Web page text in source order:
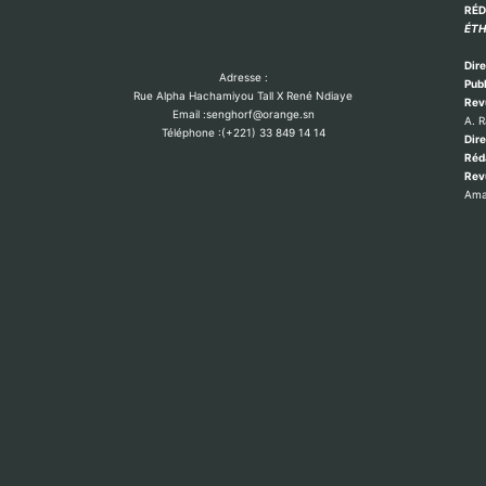
Adresse :
Rue Alpha Hachamiyou Tall X René Ndiaye
Email :senghorf@orange.sn
Téléphone :(+221) 33 849 14 14
A.